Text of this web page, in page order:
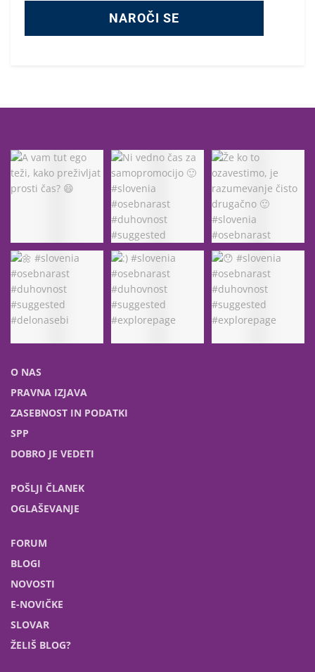
O NAS
PRAVNA IZJAVA
ZASEBNOST IN PODATKI
SPP
DOBRO JE VEDETI
POŠLJI ČLANEK
OGLAŠEVANJE
FORUM
BLOGI
NOVOSTI
E-NOVIČKE
SLOVAR
ŽELIŠ BLOG?